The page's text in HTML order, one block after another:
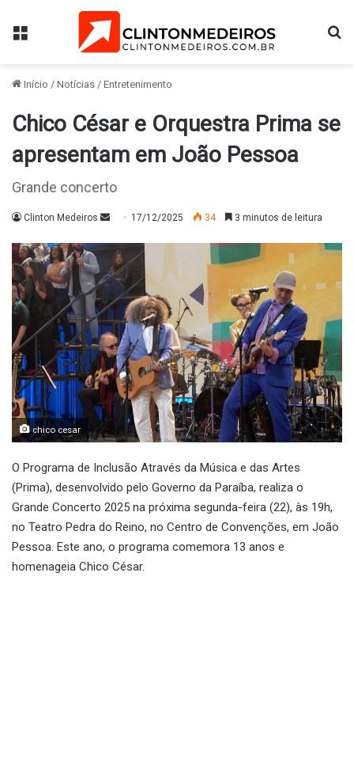
Menu
Início / Notícias / Entretenimento
Chico César e Orquestra Prima se
apresentam em João Pessoa
Grande concerto
Clinton Medeiros
Mande
e-
mail
17/12/2025 34 3 minutos de leitura
chico cesar
O Programa de Inclusão Através da Música e das Artes
(Prima), desenvolvido pelo Governo da Paraíba, realiza o
Grande Concerto 2025 na próxima segunda-feira (22), às 19h,
no Teatro Pedra do Reino, no Centro de Convenções, em João
Pessoa. Este ano, o programa comemora 13 anos e
homenageia Chico César.